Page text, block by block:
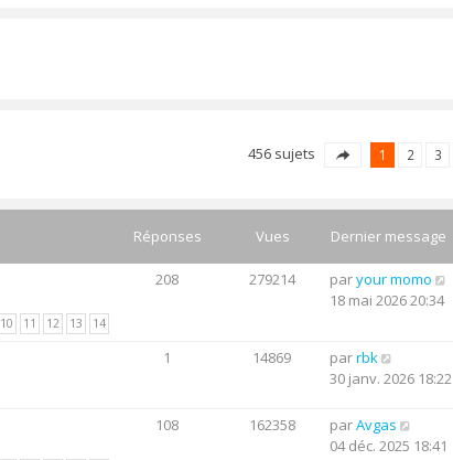
456 sujets 1 2 3
Réponses Vues Dernier message
10 11 12 13 14
208 279214 paryour momo
18 mai 2026 20:34
1 14869 parrbk
30 janv. 2026 18:22
108 162358 parAvgas
04 déc. 2025 18:41